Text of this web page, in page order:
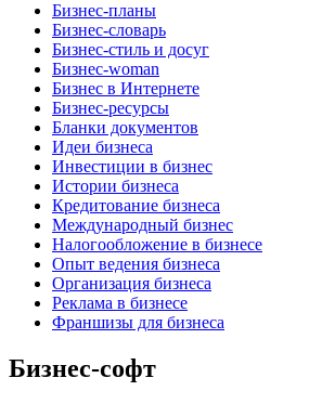
Бизнес-планы
Бизнес-словарь
Бизнес-стиль и досуг
Бизнес-woman
Бизнес в Интернете
Бизнес-ресурсы
Бланки документов
Идеи бизнеса
Инвестиции в бизнес
Истории бизнеса
Кредитование бизнеса
Международный бизнес
Налогообложение в бизнесе
Опыт ведения бизнеса
Организация бизнеса
Реклама в бизнесе
Франшизы для бизнеса
Бизнес-софт